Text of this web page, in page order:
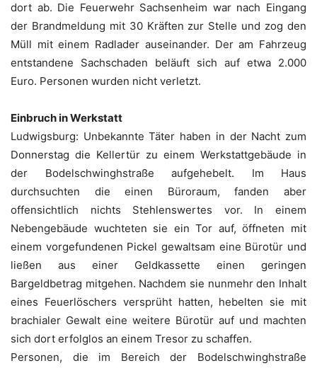
dort ab. Die Feuerwehr Sachsenheim war nach Eingang
der Brandmeldung mit 30 Kräften zur Stelle und zog den
Müll mit einem Radlader auseinander. Der am Fahrzeug
entstandene Sachschaden beläuft sich auf etwa 2.000
Euro. Personen wurden nicht verletzt.
Einbruch in Werkstatt
Ludwigsburg: Unbekannte Täter haben in der Nacht zum
Donnerstag die Kellertür zu einem Werkstattgebäude in
der Bodelschwinghstraße aufgehebelt. Im Haus
durchsuchten die einen Büroraum, fanden aber
offensichtlich nichts Stehlenswertes vor. In einem
Nebengebäude wuchteten sie ein Tor auf, öffneten mit
einem vorgefundenen Pickel gewaltsam eine Bürotür und
ließen aus einer Geldkassette einen geringen
Bargeldbetrag mitgehen. Nachdem sie nunmehr den Inhalt
eines Feuerlöschers versprüht hatten, hebelten sie mit
brachialer Gewalt eine weitere Bürotür auf und machten
sich dort erfolglos an einem Tresor zu schaffen.
Personen, die im Bereich der Bodelschwinghstraße